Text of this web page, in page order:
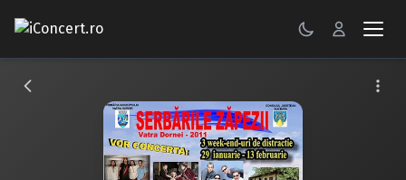
CONCERTE